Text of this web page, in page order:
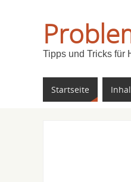
Tipps und Tricks für
Startseite